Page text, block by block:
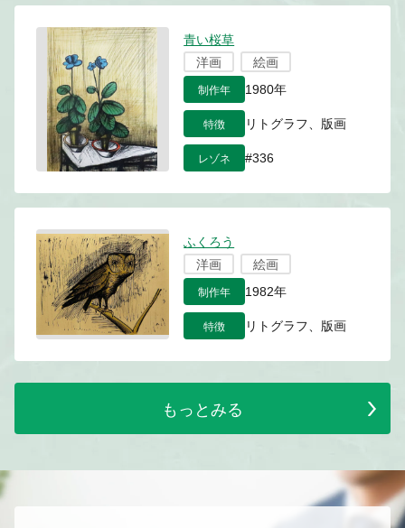
青い桜草
洋画
絵画
制作年 1980年
特徴 リトグラフ、版画
レゾネ #336
ふくろう
洋画
絵画
制作年 1982年
特徴 リトグラフ、版画
もっとみる